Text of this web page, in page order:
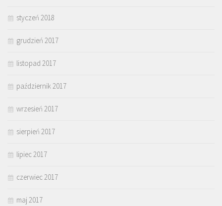
styczeń 2018
grudzień 2017
listopad 2017
październik 2017
wrzesień 2017
sierpień 2017
lipiec 2017
czerwiec 2017
maj 2017